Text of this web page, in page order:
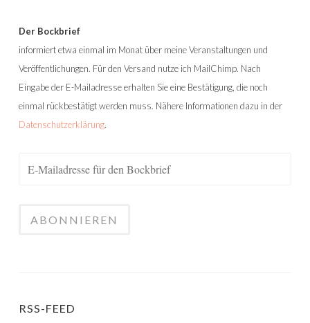
Der Bockbrief
informiert etwa einmal im Monat über meine Veranstaltungen und
Veröffentlichungen. Für den Versand nutze ich MailChimp. Nach
Eingabe der E-Mailadresse erhalten Sie eine Bestätigung, die noch
einmal rückbestätigt werden muss. Nähere Informationen dazu in der
Datenschutzerklärung.
RSS-FEED